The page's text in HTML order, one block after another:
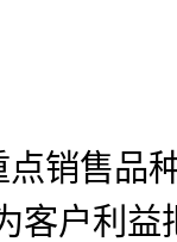
销售品
客户利